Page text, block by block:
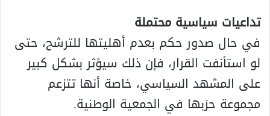
تداعيات سياسية محتملة
في حال صدور حكم بعدم أهليتها للترشح، حتى
لو استأنفت القرار، فإن ذلك سيؤثر بشكل كبير
على المشهد السياسي، خاصة أنها تتزعم
مجموعة حزبها في الجمعية الوطنية.